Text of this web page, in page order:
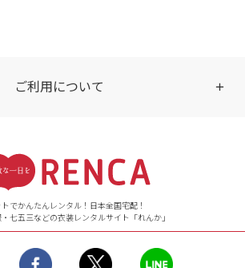
ご利用について
ット）】
休
メー
曜日、臨
でかんたんレンタル！日本全国宅配！
七五三などの衣装レンタルサイト「れんか」